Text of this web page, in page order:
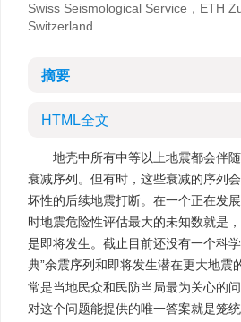
Swiss Seismological Service，ETH
Switzerland
摘要
HTML全文
地壳中所有中等以上地震都会伴
衰减序列。但有时，这些衰减的序列
坏性的后续地震打断。在一个正在发
时地震危险性评估最大的未知数就是
是即将发生。截止目前还没有一个科
典”余震序列和即将发生潜在更大地震
常是当地民众和民防当局最为关心的
对这个问题能提供的唯一答案就是笼